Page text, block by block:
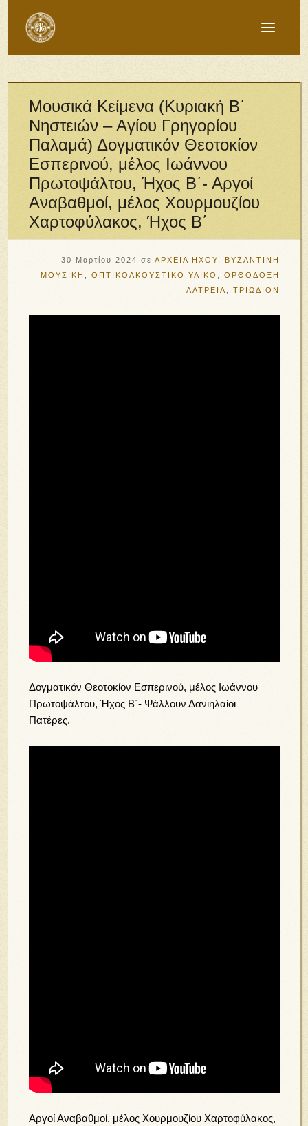
Μουσικά Κείμενα (Κυριακή Β΄
Νηστειών – Αγίου Γρηγορίου
Παλαμά) Δογματικόν Θεοτοκίον
Εσπερινού, μέλος Ιωάννου
Πρωτοψάλτου, Ήχος Β΄- Αργοί
Αναβαθμοί, μέλος Χουρμουζίου
Χαρτοφύλακος, Ήχος Β΄
30 Μαρτίου 2024 σε ΑΡΧΕΙΑ ΗΧΟΥ
ΒΥΖΑΝΤΙΝΗ
ΜΟΥΣΙΚΗ
ΟΠΤΙΚΟΑΚΟΥΣΤΙΚΟ ΥΛΙΚΟ
ΟΡΘΟΔΟΞΗ
ΛΑΤΡΕΙΑ
ΤΡΙΩΔΙΟΝ
Δογματικόν Θεοτοκίον Εσπερινού, μέλος Ιωάννου
Πρωτοψάλτου, Ήχος Β΄- Ψάλλουν Δανιηλαίοι
Πατέρες.
Αργοί Αναβαθμοί, μέλος Χουρμουζίου Χαρτοφύλακος,